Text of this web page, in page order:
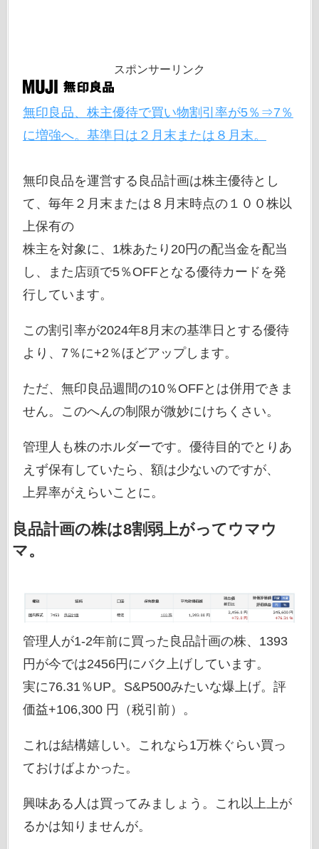
スポンサーリンク
無印良品、株主優待で買い物割引率が5％⇒7％
に増強へ。基準日は２月末または８月末。
無印良品を運営する良品計画は株主優待とし
て、毎年２月末または８月末時点の１００株以
上保有の
株主を対象に、1株あたり20円の配当金を配当
し、また店頭で5％OFFとなる優待カードを発
行しています。
この割引率が2024年8月末の基準日とする優待
より、7％に+2％ほどアップします。
ただ、無印良品週間の10％OFFとは併用できま
せん。このへんの制限が微妙にけちくさい。
管理人も株のホルダーです。優待目的でとりあ
えず保有していたら、額は少ないのですが、
上昇率がえらいことに。
良品計画の株は8割弱上がってウマウ
マ。
管理人が1-2年前に買った良品計画の株、1393
円が今では2456円にバク上げしています。
実に76.31％UP。S&P500みたいな爆上げ。評
価益+106,300 円（税引前）。
これは結構嬉しい。これなら1万株ぐらい買っ
ておけばよかった。
興味ある人は買ってみましょう。これ以上上が
るかは知りませんが。